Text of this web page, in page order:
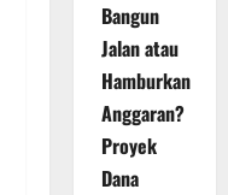
Bangun
Jalan atau
Hamburkan
Anggaran?
Proyek
Dana